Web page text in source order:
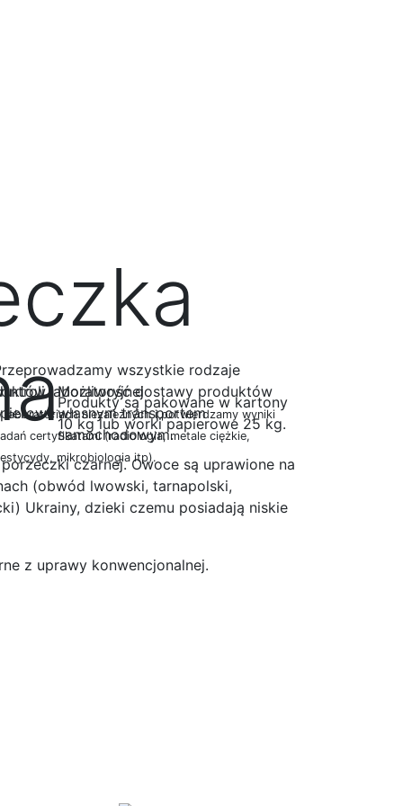
czarnej. Owoce są uprawione na
(obwód lwowski, tarnapolski,
Ukrainy, dzieki czemu posiadają niskie
z uprawy konwencjonalnej.
Produkty są pakowane w kartony
10 kg lub worki papierowe 25 kg.
wszystkie rodzaje
laboratoryjnej
laboratoriach niezależnych i potwierdzamy wyniki
certyfikatami (radiologia, metale ciężkie,
mikrobiologia itp).
Możliwość dostawy produktów
własnym transportem
samochodowym.